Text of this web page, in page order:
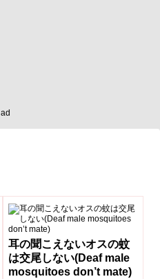
ad
耳の聞こえないオスの蚊
は交尾しない(Deaf male
mosquitoes don’t mate)